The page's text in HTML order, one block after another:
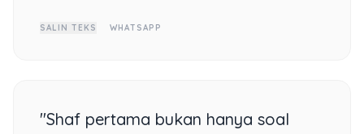
SALIN TEKS WHATSAPP
"Shaf pertama bukan hanya soal